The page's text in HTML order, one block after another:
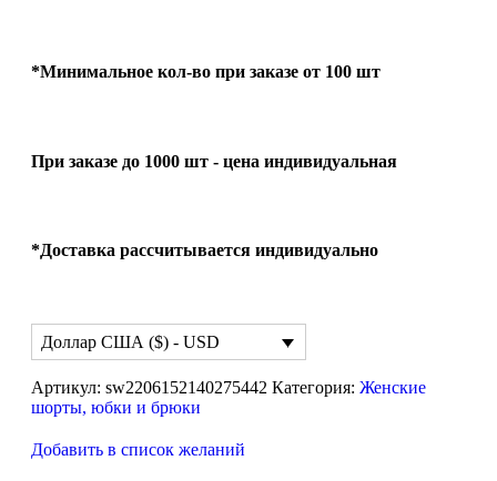
*Минимальное кол-во при заказе от 100 шт
При заказе до 1000 шт - цена индивидуальная
*Доставка рассчитывается индивидуально
Доллар США ($) - USD
Артикул: sw2206152140275442 Категория: Женские
шорты, юбки и брюки
Добавить в список желаний